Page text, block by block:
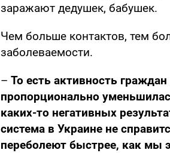
заражают дедушек, бабушек.
Чем больше контактов, тем
заболеваемости.
– То есть активность
пропорционально
каких-то негативных
система в Украине не
переболеют быстрее, как мы